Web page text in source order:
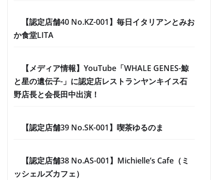
【認定店舗40 No.KZ-001】毎日イタリアンとみお
か食堂LITA
【メディア情報】YouTube「WHALE GENES-鯨
と星の遺伝子-」に認定店レストランヤンキイス石
野店長と会長田中出演！
【認定店舗39 No.SK-001】喫茶ゆるのま
【認定店舗38 No.AS-001】Michielle’s Cafe（ミ
ッシェルズカフェ）